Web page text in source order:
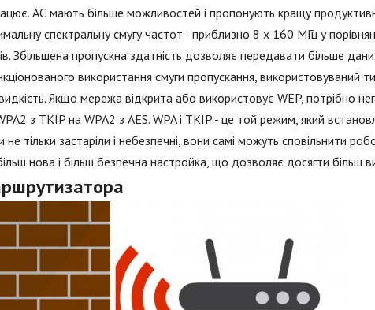
АС мають більше можливостей і пропонують кращу
спектральну смугу частот - приблизно 8 x 160 МГц у
Збільшена пропускна здатність дозволяє передавати більше
використання смуги пропускання, використовуваний
Якщо мережа відкрита або використовує WEP, потрібно
з TKIP на WPA2 з AES. WPA і TKIP - це той режим, який
тільки застаріли і небезпечні, вони самі можуть сповільнити
нова і більш безпечна настройка, що дозволяє досягти більш